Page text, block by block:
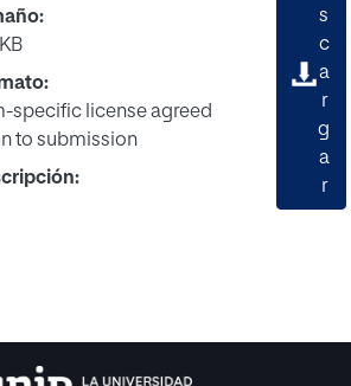
specific license agreed
to submission
s
c
a
r
g
a
r